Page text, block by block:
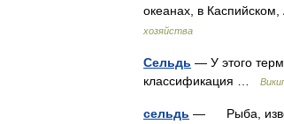
океанах, в
хозяйства
Сельдь — У этого
классификация …
сельдь — Рыба,